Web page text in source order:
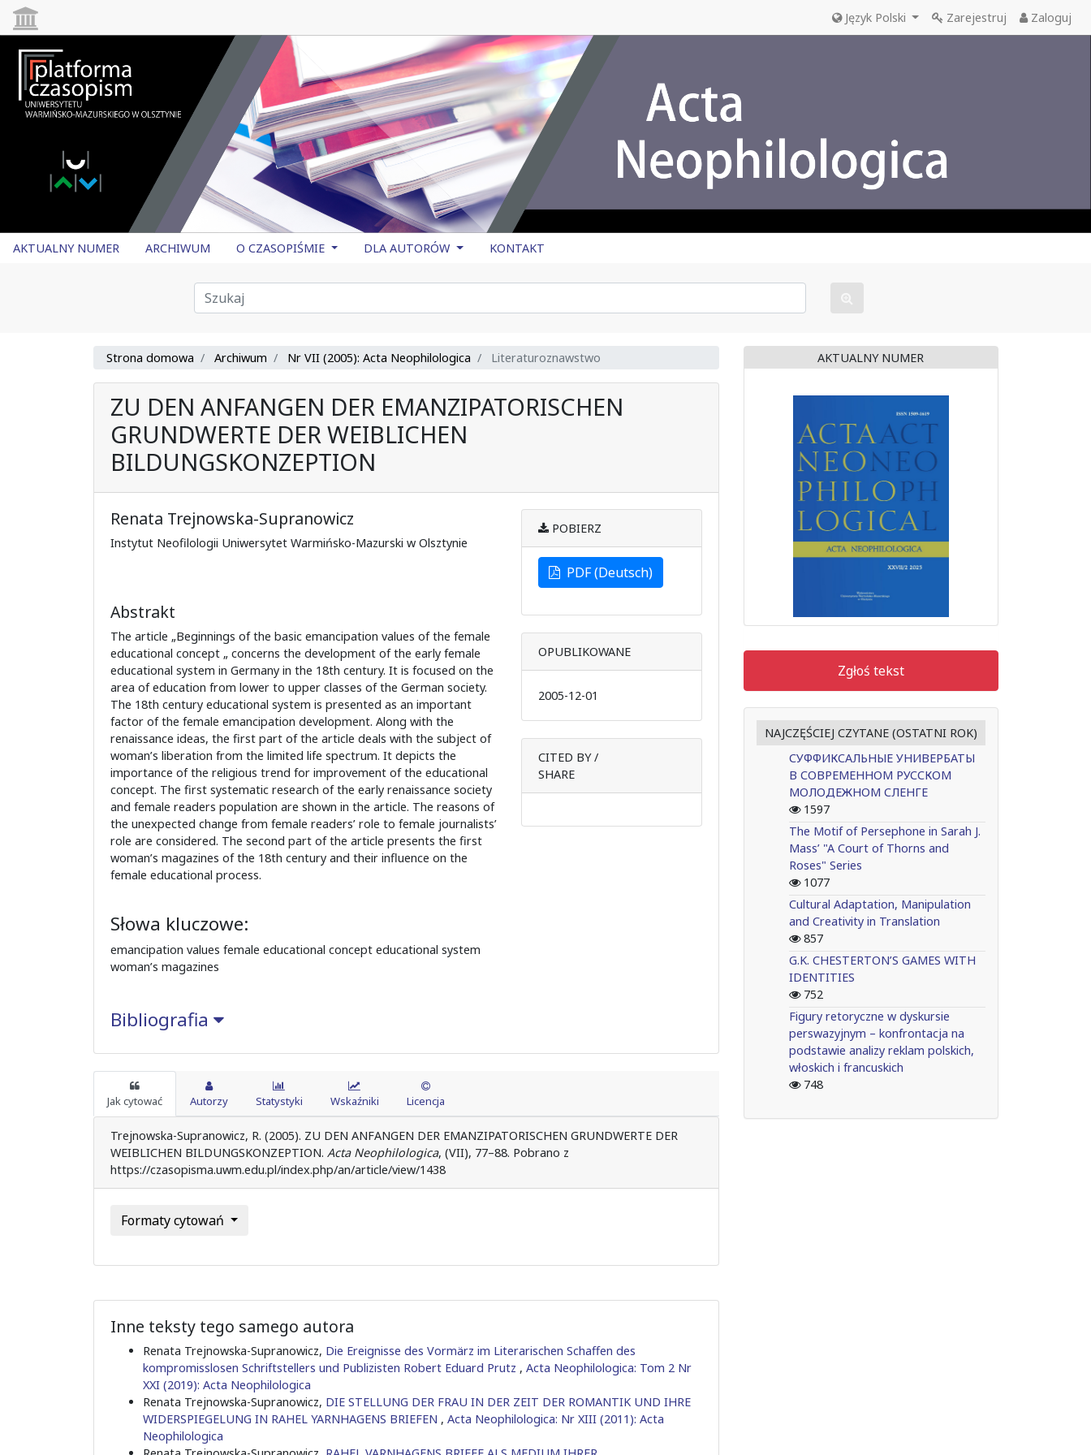
Język Polski Zarejestruj Zaloguj
AKTUALNY NUMER ARCHIWUM O CZASOPIŚMIE DLA AUTORÓW KONTAKT
Strona domowa Archiwum Nr VII (2005): Acta Neophilologica Literaturoznawstwo
ZU DEN ANFANGEN DER EMANZIPATORISCHEN
GRUNDWERTE DER WEIBLICHEN
BILDUNGSKONZEPTION
Renata Trejnowska-Supranowicz
Instytut Neofilologii Uniwersytet Warmińsko-Mazurski w Olsztynie
Abstrakt
The article „Beginnings of the basic emancipation values of the female
educational concept „ concerns the development of the early female
educational system in Germany in the 18th century. It is focused on the
area of education from lower to upper classes of the German society.
The 18th century educational system is presented as an important
factor of the female emancipation development. Along with the
renaissance ideas, the first part of the article deals with the subject of
woman’s liberation from the limited life spectrum. It depicts the
importance of the religious trend for improvement of the educational
concept. The first systematic research of the early renaissance society
and female readers population are shown in the article. The reasons of
the unexpected change from female readers’ role to female journalists’
role are considered. The second part of the article presents the first
woman’s magazines of the 18th century and their influence on the
female educational process.
Słowa kluczowe:
emancipation values female educational concept educational system
woman’s magazines
Bibliografia
POBIERZ
PDF (Deutsch)
OPUBLIKOWANE
2005-12-01
CITED BY /
SHARE
Jak cytować Autorzy Statystyki Wskaźniki Licencja
Trejnowska-Supranowicz, R. (2005). ZU DEN ANFANGEN DER EMANZIPATORISCHEN GRUNDWERTE DER
WEIBLICHEN BILDUNGSKONZEPTION. Acta Neophilologica, (VII), 77–88. Pobrano z
https://czasopisma.uwm.edu.pl/index.php/an/article/view/1438
Formaty cytowań
Inne teksty tego samego autora
Renata Trejnowska-Supranowicz, Die Ereignisse des Vormärz im Literarischen Schaffen des
kompromisslosen Schriftstellers und Publizisten Robert Eduard Prutz , Acta Neophilologica: Tom 2 Nr
XXI (2019): Acta Neophilologica
Renata Trejnowska-Supranowicz, DIE STELLUNG DER FRAU IN DER ZEIT DER ROMANTIK UND IHRE
WIDERSPIEGELUNG IN RAHEL YARNHAGENS BRIEFEN , Acta Neophilologica: Nr XIII (2011): Acta
Neophilologica
AKTUALNY NUMER
Zgłoś tekst
NAJCZĘŚCIEJ CZYTANE (OSTATNI ROK)
СУФФИКСАЛЬНЫЕ УНИВЕРБАТЫ
В СОВРЕМЕННОМ РУССКОМ
МОЛОДЕЖНОМ СЛЕНГЕ
1597
The Motif of Persephone in Sarah J.
Mass’ "A Court of Thorns and
Roses" Series
1077
Cultural Adaptation, Manipulation
and Creativity in Translation
857
G.K. CHESTERTON’S GAMES WITH
IDENTITIES
752
Figury retoryczne w dyskursie
perswazyjnym – konfrontacja na
podstawie analizy reklam polskich,
włoskich i francuskich
748